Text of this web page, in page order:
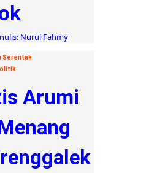
Nurul Fahmy
Serentak
Arumi